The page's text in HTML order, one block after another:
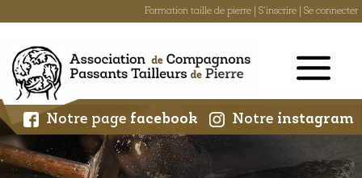
Formation taille de pierre S'inscrire Se connecter
content
Notre page facebook Notre instagram